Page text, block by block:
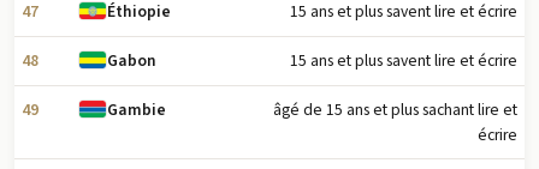
47 Éthiopie 15 ans et plus savent lire et écrire
48 Gabon 15 ans et plus savent lire et écrire
49 Gambie
âgé de 15 ans et plus sachant lire et
écrire